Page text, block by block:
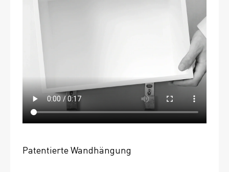
Patentierte Wandhängung